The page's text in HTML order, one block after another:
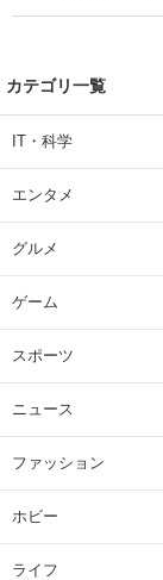
カテゴリ一覧
IT・科学
エンタメ
グルメ
ゲーム
スポーツ
ニュース
ファッション
ホビー
ライフ